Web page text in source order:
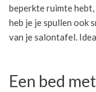
beperkte ruimte
heb je je spullen ook
van je salontafel.
Een bed